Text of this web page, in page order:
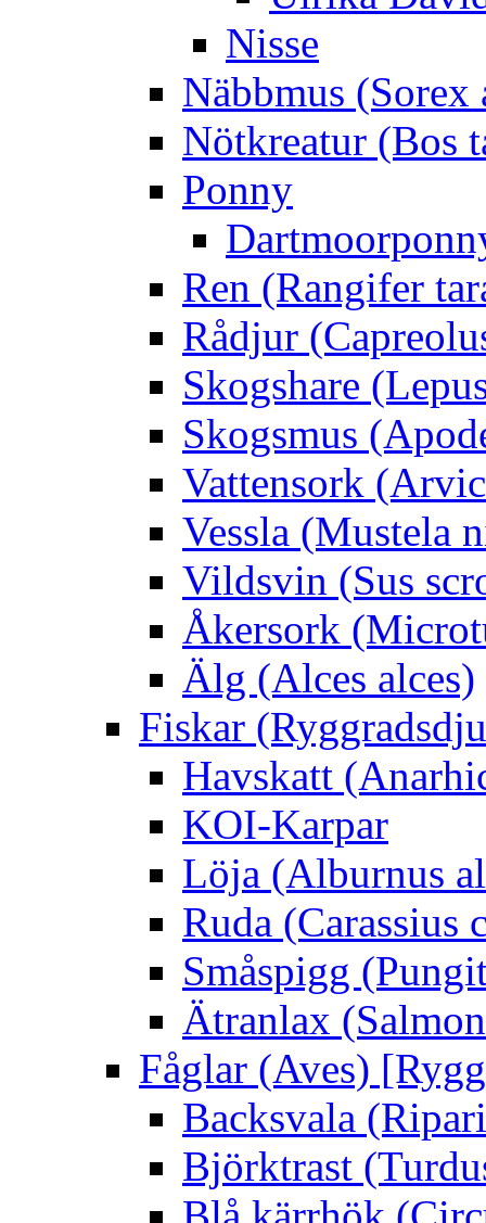
Nisse
Näbbmus (Sorex
Nötkreatur (Bos
Ponny
Ren (Rangifer
Rådjur
Skogshare
Skogsmus
Vattensork
Vessla (Mustela
Vildsvin (Sus
Åkersork
Älg (Alces alces)
Fiskar
Havskatt
KOI-Karpar
Löja (Alburnus
Ruda (Carassius
Småspigg
Ätranlax
Fåglar (Aves)
Backsvala
Björktrast